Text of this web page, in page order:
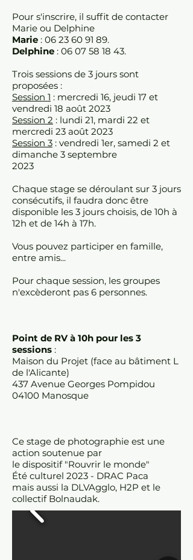
Pour s'inscrire, il suffit de contacter
Marie ou Delphine
Marie : 06 23 60 91 89.
Delphine : 06 07 58 18 43.
Trois sessions de 3 jours sont
proposées :
Session 1 : mercredi 16, jeudi 17 et
vendredi 18 août 2023
Session 2 : lundi 21, mardi 22 et
mercredi 23 août 2023
Session 3 : vendredi 1er, samedi 2 et
dimanche 3 septembre
2023
Chaque stage se déroulant sur 3 jours
consécutifs, il faudra donc être
disponible les 3 jours choisis, de 10h à
12h et de 14h à 17h.
Vous pouvez participer en famille,
entre amis...
Pour chaque session, les groupes
n'excèderont pas 6 personnes.
Point de RV à 10h pour les 3
sessions :
Maison du Projet (face au bâtiment L
de l'Alicante)
437 Avenue Georges Pompidou
04100 Manosque
Ce stage de photographie est une
action soutenue par
le dispositif "Rouvrir le monde"
Été culturel 2023 - DRAC Paca
mais aussi la DLVAgglo, H2P et le
collectif Bolnaudak.